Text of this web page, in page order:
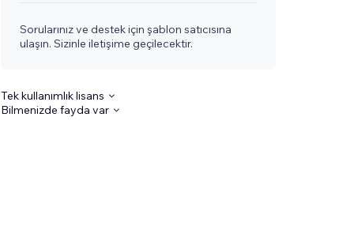
Sorularınız ve destek için şablon satıcısına
ulaşın. Sizinle iletişime geçilecektir.
Tek kullanımlık lisans
Bilmenizde fayda var